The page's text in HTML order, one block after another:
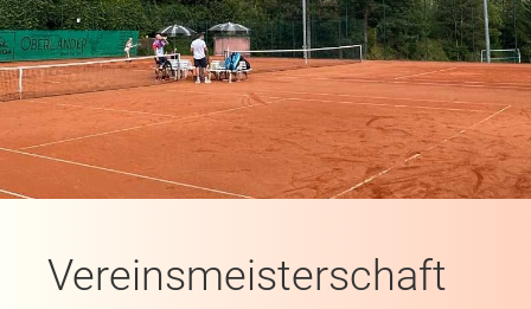
Vereinsmeisterschaft